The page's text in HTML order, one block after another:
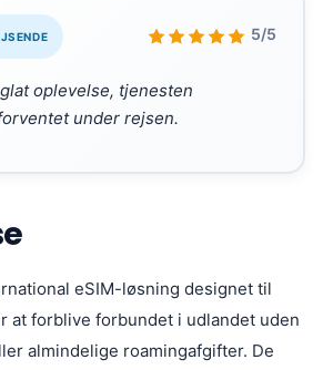
5/5
oplevelse, tjenesten
under rejsen.
eSIM-løsning designet til
at forblive forbundet i udlandet uden
almindelige roamingafgifter. De